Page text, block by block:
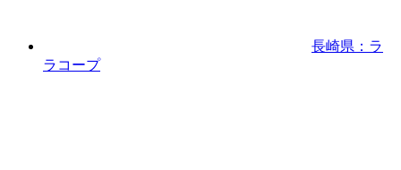
長崎県：ラ
ラコープ